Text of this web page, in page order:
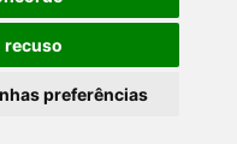
recuso
preferências